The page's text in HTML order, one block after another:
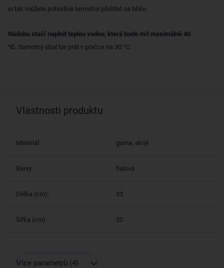
si tak můžete pohodlně termofor přidržet na břiše.
Nádobu stačí naplnit teplou vodou, která bude mít maximálně 40
°C. Samotný obal lze prát v pračce na 30 °C.
Vlastnosti produktu
Materiál: guma, akryl
Barvy: fialová
Délka (cm): 33
Šířka (cm): 20
Více parametrů (4)